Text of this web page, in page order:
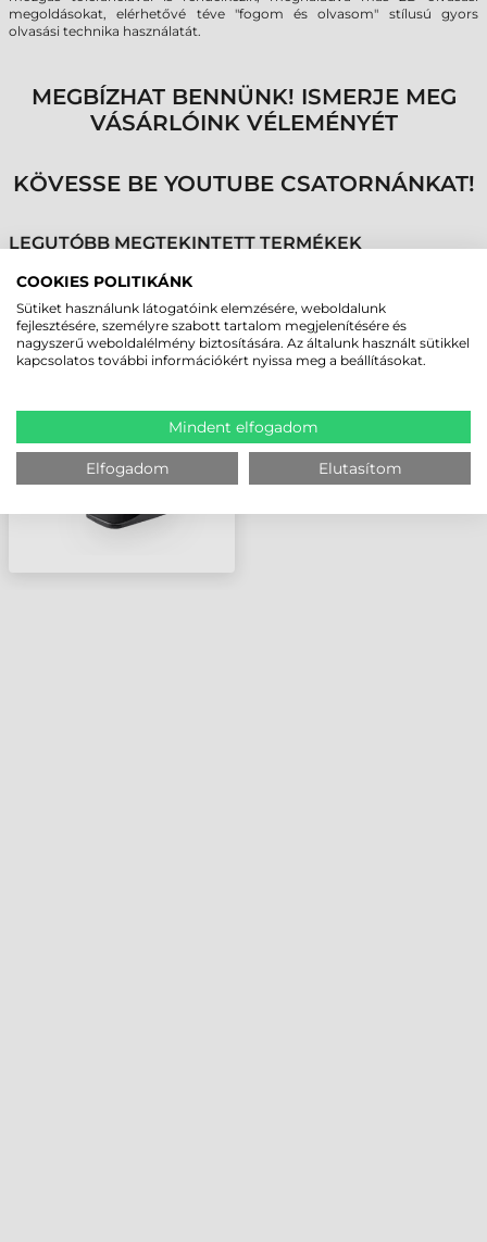
megoldásokat, elérhetővé téve "fogom és olvasom" stílusú gyors
olvasási technika használatát.
MEGBÍZHAT BENNÜNK! ISMERJE MEG
VÁSÁRLÓINK VÉLEMÉNYÉT
KÖVESSE BE YOUTUBE CSATORNÁNKAT!
LEGUTÓBB MEGTEKINTETT TERMÉKEK
DATALOGIC MAGELLAN
800I
VONALKÓDOLVASÓ
COOKIES POLITIKÁNK
Sütiket használunk látogatóink elemzésére, weboldalunk
fejlesztésére, személyre szabott tartalom megjelenítésére és
nagyszerű weboldalélmény biztosítására. Az általunk használt sütikkel
kapcsolatos további információkért nyissa meg a beállításokat.
Mindent elfogadom
Elfogadom Elutasítom